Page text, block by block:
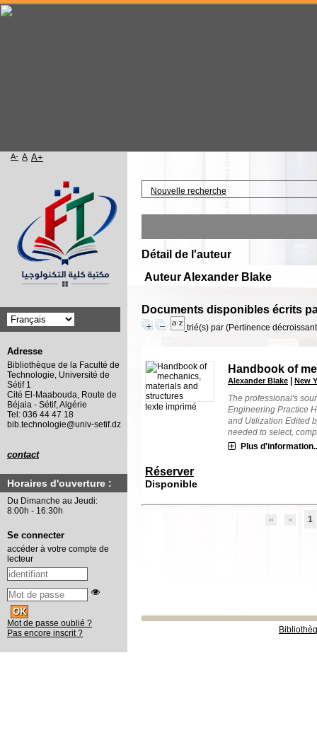
Nouvelle recherche
Détail de l'auteur
Auteur Alexander Blake
Documents disponibles écrits
trié(s) par (Pertinence
texte imprimé
Handbook of
Alexander Blake |New
The professional's
Engineering Practice
and Utilization Edited
needed to select,
Plus
Réserver
Disponible
1
Accueil
A- A A+
Adresse
Bibliothèque de la Faculté de
Technologie, Université de
Sétif 1
Cité El-Maabouda, Route de
Béjaia - Sétif, Algérie
Tel: 036 44 47 18
bib.technologie@univ-setif.dz
contact
Horaires d'ouverture :
Du Dimanche au Jeudi:
8:00h - 16:30h
Se connecter
accéder à votre compte de
lecteur
Mot de passe oublié ?
Pas encore inscrit ?